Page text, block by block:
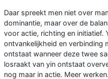
Daar spreekt men niet over
dominantie, maar over de
voor actie, richting en initiatief.
ontvankelijkheid en verbinding
ontstaat wanneer deze twee
losraakt van yin ontstaat
nog maar in actie. Meer